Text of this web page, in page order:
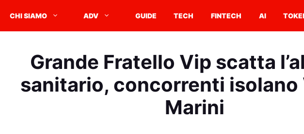
CHI SIAMO ADV GUIDE TECH FINTECH AI
Grande Fratello Vip scatta
sanitario, concorrenti isolano
Marini